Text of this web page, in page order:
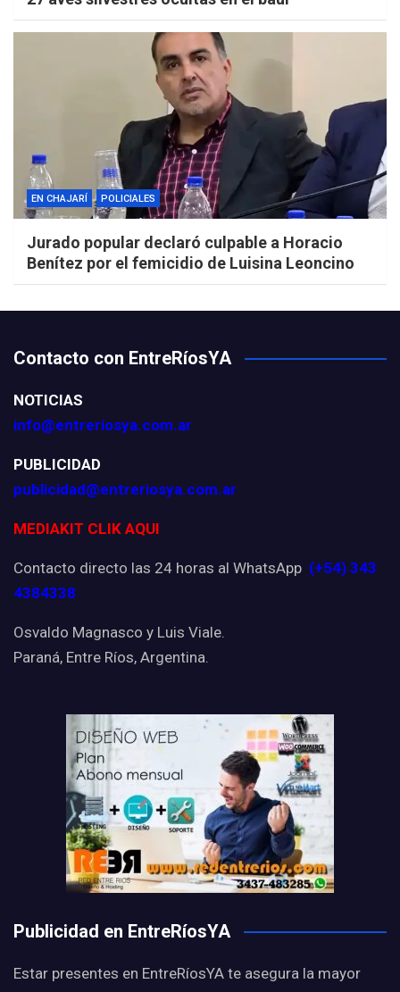
EN CHAJARÍ POLICIALES
Jurado popular declaró culpable a Horacio
Benítez por el femicidio de Luisina Leoncino
Contacto con EntreRíosYA
NOTICIAS
info@entreriosya.com.ar
PUBLICIDAD
publicidad@entreriosya.com.ar
MEDIAKIT CLIK AQUI
Contacto directo las 24 horas al WhatsApp (+54) 343
4384338
Osvaldo Magnasco y Luis Viale.
Paraná, Entre Ríos, Argentina.
Publicidad en EntreRíosYA
Estar presentes en EntreRíosYA te asegura la mayor